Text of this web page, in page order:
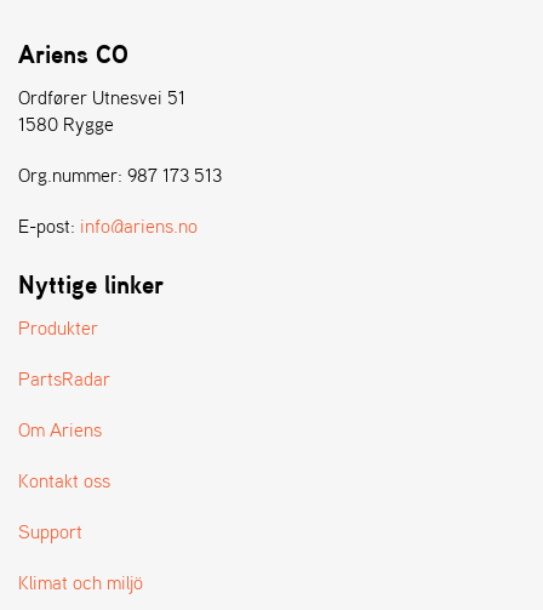
Ariens CO
Ordfører Utnesvei 51
1580 Rygge
Org.nummer: 987 173 513
E-post: info@ariens.no
Nyttige linker
Produkter
PartsRadar
Om Ariens
Kontakt oss
Support
Klimat och miljö